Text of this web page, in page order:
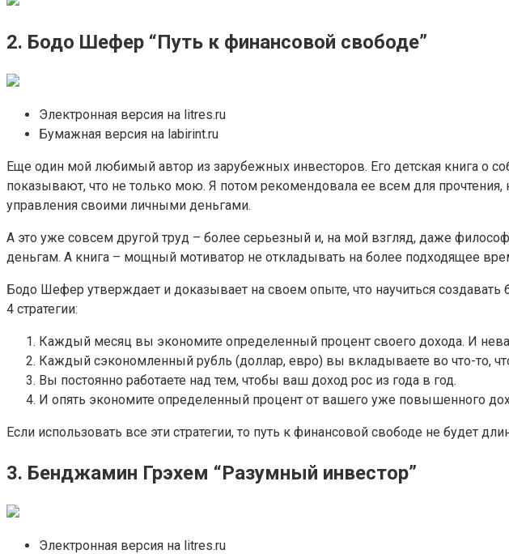
2. Бодо Шефер “Путь к финансовой свободе”
Электронная версия на litres.ru
Бумажная версия на labirint.ru
Еще один мой любимый автор из зарубежных инвесторов. Его детская книга о
показывают, что не только мою. Я потом рекомендовала ее всем для прочтения,
управления своими личными деньгами.
А это уже совсем другой труд – более серьезный и, на мой взгляд, даже
деньгам. А книга – мощный мотиватор не откладывать на более подходящее
Бодо Шефер утверждает и доказывает на своем опыте, что научиться
4 стратегии:
Каждый месяц вы экономите определенный процент своего дохода. И
Каждый сэкономленный рубль (доллар, евро) вы вкладываете во что-то,
Вы постоянно работаете над тем, чтобы ваш доход рос из года в год.
И опять экономите определенный процент от вашего уже повышенного
Если использовать все эти стратегии, то путь к финансовой свободе не будет
3. Бенджамин Грэхем “Разумный инвестор”
Электронная версия на litres.ru